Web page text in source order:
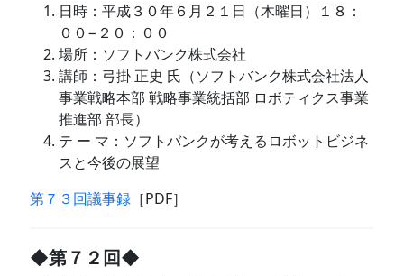
日時：平成３０年６月２１日（木曜日）１８：
００−２０：００
場所：ソフトバンク株式会社
講師：弓掛 正史 氏（ソフトバンク株式会社法人
事業戦略本部 戦略事業統括部 ロボティクス事業
推進部 部長）
テ ー マ：ソフトバンクが考えるロボットビジネ
スと今後の展望
第７３回議事録 ［PDF］
◆第７２回◆